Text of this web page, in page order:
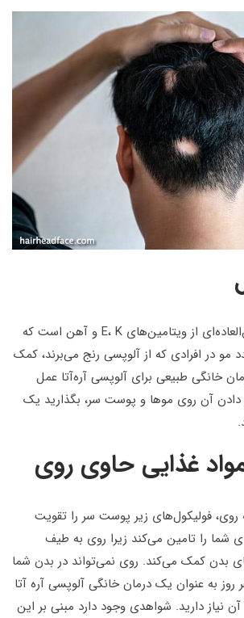
روغن نارگیل منبع فوق‌العاده‌ای از ویتامین‌های E، K و آهن است که
در افرادی که از آلوپسی رنج می‌برند، کمک
خانگی طبیعی برای آلوپسی آره‌آتا عمل
دادن آن روی موها و پوست سر، بگذارید یک
مواد غذایی حاوی روی
فولیکول‌های زیر پوست سر را تقویت
شما را تامین می‌کند زیرا روی به طیف
بدن کمک می‌کند. روی نمی‌تواند در بدن شما
روز به عنوان یک درمان خانگی آلوپسی آره آتا
نیاز دارید. شواهدی وجود دارد مبنی بر این